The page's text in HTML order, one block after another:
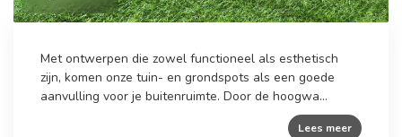
Met ontwerpen die zowel functioneel als esthetisch
zijn, komen onze tuin- en grondspots als een goede
aanvulling voor je buitenruimte. Door de hoogwa...
Lees meer